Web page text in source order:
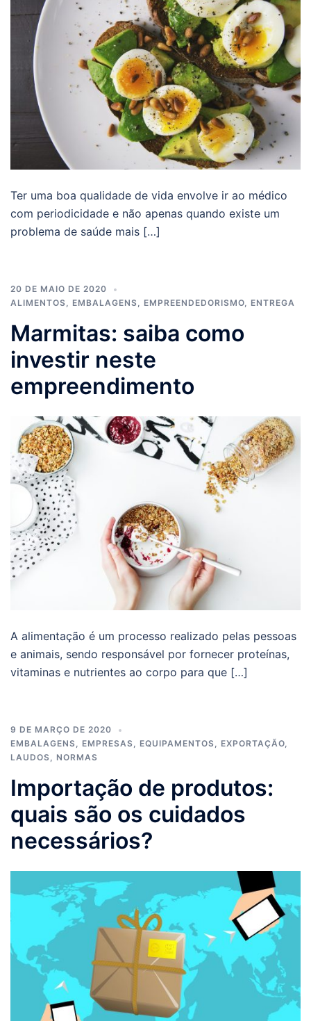
Ter uma boa qualidade de vida envolve ir ao médico
com periodicidade e não apenas quando existe um
problema de saúde mais […]
20 DE MAIO DE 2020
ALIMENTOS, EMBALAGENS, EMPREENDEDORISMO, ENTREGA
Marmitas: saiba como
investir neste
empreendimento
A alimentação é um processo realizado pelas pessoas
e animais, sendo responsável por fornecer proteínas,
vitaminas e nutrientes ao corpo para que […]
9 DE MARÇO DE 2020
EMBALAGENS
EMPRESAS EQUIPAMENTOS EXPORTAÇÃO
LAUDOS
NORMAS
Importação de produtos:
quais são os cuidados
necessários?